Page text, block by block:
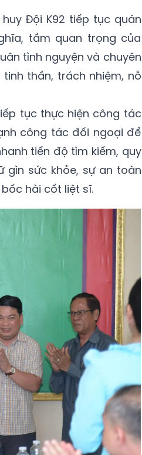
Đội K92 tiếp tục quán
tầm quan trọng của
tình nguyện và chuyên
thần, trách nhiệm, nỗ
tục thực hiện công tác
công tác đối ngoại để
tiến độ tìm kiếm, quy
gìn sức khỏe, sự an toàn
hài cốt liệt sĩ.